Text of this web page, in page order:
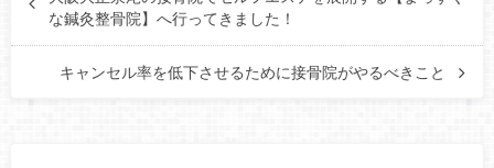
な鍼灸整骨院】へ行ってきました！
キャンセル率を低下させるために接骨院がやるべきこと